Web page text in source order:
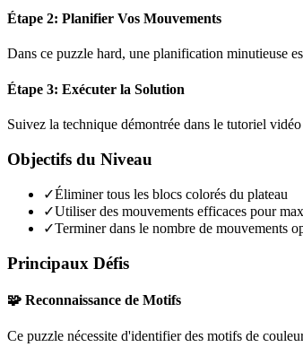
Étape 2: Planifier Vos Mouvements
Dans ce puzzle hard, une planification minutieuse
Étape 3: Exécuter la Solution
Suivez la technique démontrée dans le tutoriel
Objectifs du Niveau
✓Éliminer tous les blocs colorés du plateau
✓Utiliser des mouvements efficaces pour
✓Terminer dans le nombre de mouvements
Principaux Défis
🧩 Reconnaissance de Motifs
Ce puzzle nécessite d'identifier des motifs de